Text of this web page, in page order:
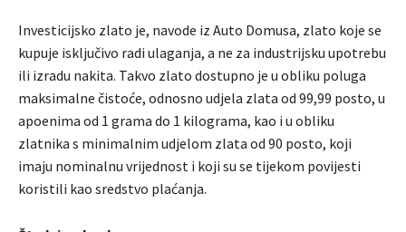
Investicijsko zlato je, navode iz Auto Domusa, zlato koje se
kupuje isključivo radi ulaganja, a ne za industrijsku upotrebu
ili izradu nakita. Takvo zlato dostupno je u obliku poluga
maksimalne čistoće, odnosno udjela zlata od 99,99 posto, u
apoenima od 1 grama do 1 kilograma, kao i u obliku
zlatnika s minimalnim udjelom zlata od 90 posto, koji
imaju nominalnu vrijednost i koji su se tijekom povijesti
koristili kao sredstvo plaćanja.